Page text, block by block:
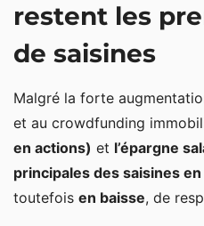
restent les
de saisines
Malgré la forte
et au crowdfunding
en actions) et l’épargne
principales des saisines
toutefois en baisse, de